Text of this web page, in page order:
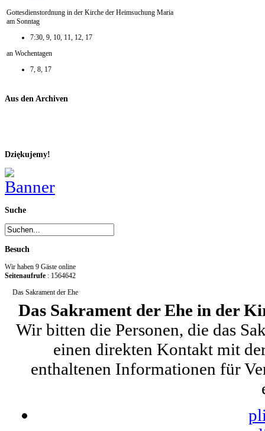
Gottesdienstordnung in der Kirche der Heimsuchung Maria
am Sonntag
7:30, 9, 10, 11, 12, 17
an Wochentagen
7, 8, 17
Aus den Archiven
Dziękujemy!
Suche
Besuch
Wir haben 9 Gäste online
Seitenaufrufe : 1564642
Das Sakrament der Ehe
Das Sakrament der Ehe in der
Wir bitten die Personen, die das
einen direkten Kontakt mit
enthaltenen Informationen für